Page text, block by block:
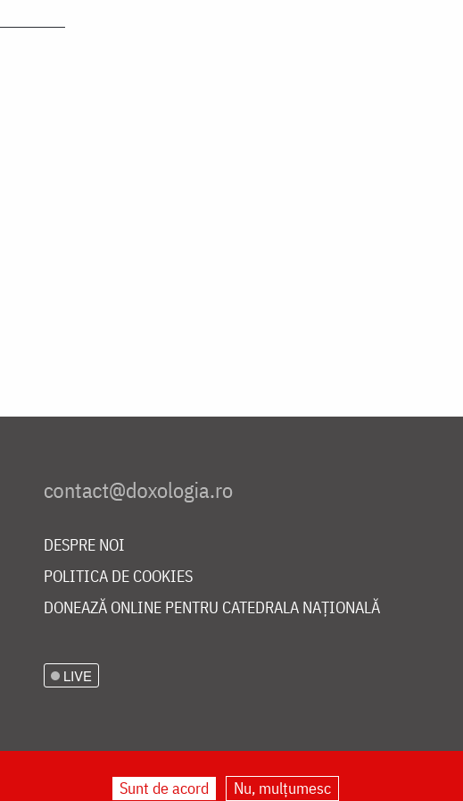
DESPRE NOI
POLITICA DE COOKIES
DONEAZĂ ONLINE PENTRU CATEDRALA NAȚIONALĂ
LIVE
Sunt de acord Nu, mulțumesc